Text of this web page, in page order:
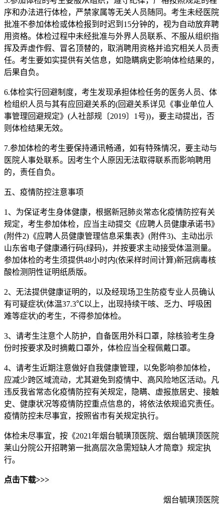
序和办法进行体检，严禁家属等无关人员随同。考生未经医院
批准不参加体检或体检报到时迟到15分钟的，视为自动放弃聘
用资格。体检过程中未经批准与外界人员联系、不服从组织指
挥及弄虚作假、冒名顶替的，取消聘用资格并追究相关人员责
任。考生要如实提供有关信息，如隐瞒病史影响体检结果的，
后果自负。
6.体检实行回避制度，考生发现承担体检任务的医务人员、体
检组织人员与其有应回避关系的(回避关系详见《事业单位人
事管理回避规定》(人社部规〔2019〕1号))，要主动提出，否
则体检结果无效。
7.参加体检的考生要保持通讯畅通，如有特殊情况，要主动与
医院人事处联系。因考生个人原因无法取得联系而影响聘用
的，责任自负。
五、疫情防控注意事项
1、为保证考生身体健康，根据新冠肺炎常态化疫情防控有关
规定，考生参加体检，应当主动提交《应聘人员健康承诺书》
(附件2)《应聘人员健康管理信息采集表》(附件3)、主动出示
山东省电子健康通行码(绿码)，并按要求主动接受体温测量。
参加体检的考生须提供48小时内(依采样时间计算)新冠病毒核
酸检测阴性证明纸质版。
2、无法提供健康证明的，以及经现场卫生防疫专业人员确认
有可疑症状(体温37.3℃以上，出现持续干咳、乏力、呼吸困
难等症状)的考生，不得参加体检。
3、请考生注意个人防护，自备医用外科口罩，除核验考生身
份时按要求及时摘戴口罩外，体检应当全程佩戴口罩。
4、请考生近期注意做好自我健康管理，以免影响参加体检，
应减少跨区域流动，尤其避免到疫情中、高风险地区活动。凡
违反我省常态化疫情防控有关规定，隐瞒、虚报旅居史、接触
史、健康状况等疫情防控重点信息的，将依法依规追究责任。
疫情防控未尽事宜，按照省市有关规定执行。
体检未尽事宜，按《2021年烟台毓璜顶医院、烟台毓璜顶医院
莱山分院公开招聘第一批高层次急需短缺人才简章》规定执
行。
点击下载>>>
烟台毓璜顶医院